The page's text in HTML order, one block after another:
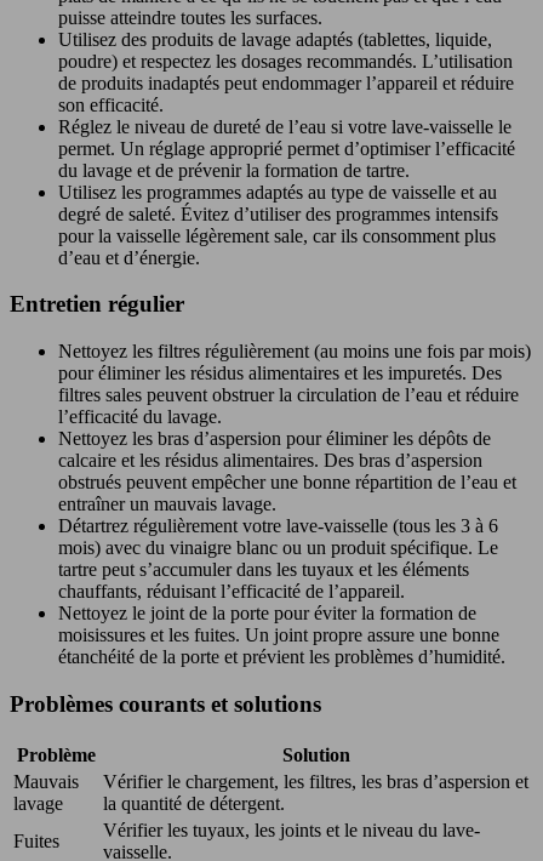
puisse atteindre toutes les surfaces.
Utilisez des produits de lavage adaptés (tablettes, liquide,
poudre) et respectez les dosages recommandés. L’utilisation
de produits inadaptés peut endommager l’appareil et réduire
son efficacité.
Réglez le niveau de dureté de l’eau si votre lave-vaisselle le
permet. Un réglage approprié permet d’optimiser l’efficacité
du lavage et de prévenir la formation de tartre.
Utilisez les programmes adaptés au type de vaisselle et au
degré de saleté. Évitez d’utiliser des programmes intensifs
pour la vaisselle légèrement sale, car ils consomment plus
d’eau et d’énergie.
Entretien régulier
Nettoyez les filtres régulièrement (au moins une fois par mois)
pour éliminer les résidus alimentaires et les impuretés. Des
filtres sales peuvent obstruer la circulation de l’eau et réduire
l’efficacité du lavage.
Nettoyez les bras d’aspersion pour éliminer les dépôts de
calcaire et les résidus alimentaires. Des bras d’aspersion
obstrués peuvent empêcher une bonne répartition de l’eau et
entraîner un mauvais lavage.
Détartrez régulièrement votre lave-vaisselle (tous les 3 à 6
mois) avec du vinaigre blanc ou un produit spécifique. Le
tartre peut s’accumuler dans les tuyaux et les éléments
chauffants, réduisant l’efficacité de l’appareil.
Nettoyez le joint de la porte pour éviter la formation de
moisissures et les fuites. Un joint propre assure une bonne
étanchéité de la porte et prévient les problèmes d’humidité.
Problèmes courants et solutions
Problème
Solution
Mauvais
lavage
Vérifier le chargement, les filtres, les bras d’aspersion et
la quantité de détergent.
Fuites
Vérifier les tuyaux, les joints et le niveau du lave-
vaisselle.